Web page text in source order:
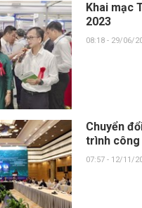
Khai mạc
2023
08:18 - 29/06/
Chuyển
trình công
07:57 - 12/11/